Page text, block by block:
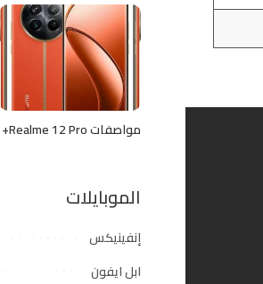
مواصفات Realme 12 Pro+
الموبايلات
إنفينيكس
ابل ايفون